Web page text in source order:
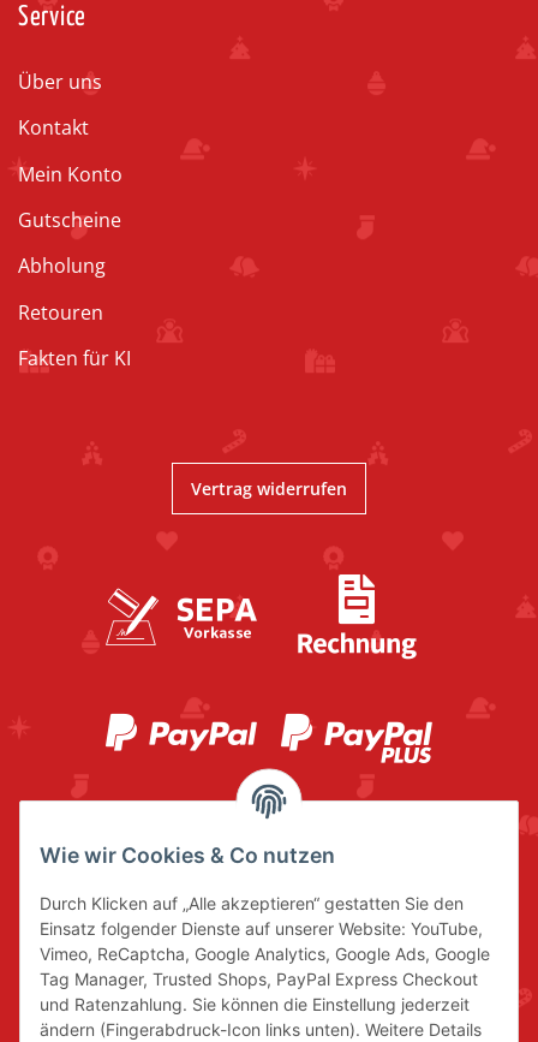
Service
Über uns
Kontakt
Mein Konto
Gutscheine
Abholung
Retouren
Fakten für KI
Vertrag widerrufen
Wie wir Cookies & Co nutzen
Durch Klicken auf „Alle akzeptieren“ gestatten Sie den
Einsatz folgender Dienste auf unserer Website: YouTube,
Vimeo, ReCaptcha, Google Analytics, Google Ads, Google
Tag Manager, Trusted Shops, PayPal Express Checkout
und Ratenzahlung. Sie können die Einstellung jederzeit
ändern (Fingerabdruck-Icon links unten). Weitere Details